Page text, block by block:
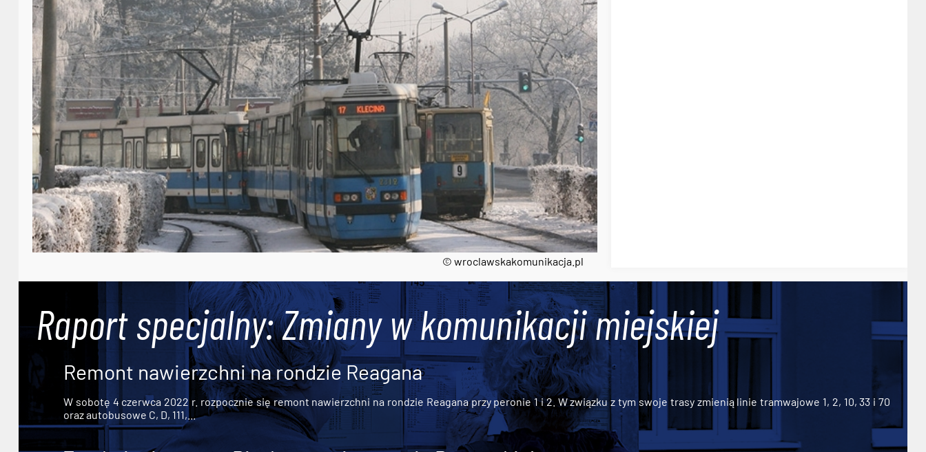
© wroclawskakomunikacja.pl
Raport specjalny: Zmiany w komunikacji miejskiej
Remont nawierzchni na rondzie Reagana
W sobotę 4 czerwca 2022 r. rozpocznie się remont nawierzchni na rondzie Reagana przy peronie 1 i 2. W związku z tym swoje trasy zmienią linie tramwajowe 1, 2, 10, 33 i 70
oraz autobusowe C, D, 111,...